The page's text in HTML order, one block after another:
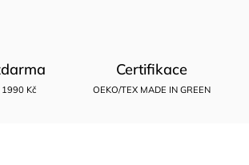
Kč
Certifikace
OEKO/TEX MADE IN GREEN